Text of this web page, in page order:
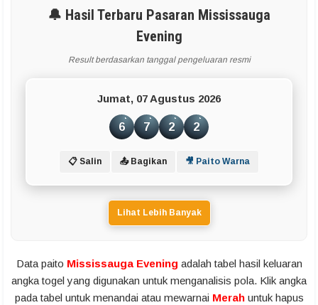
🔔 Hasil Terbaru Pasaran Mississauga
Evening
Result berdasarkan tanggal pengeluaran resmi
Jumat, 07 Agustus 2026
6 7 2 2
📋 Salin 📤 Bagikan 🎥 Paito Warna
Lihat Lebih Banyak
Data paito Mississauga Evening adalah tabel hasil keluaran
angka togel yang digunakan untuk menganalisis pola. Klik angka
pada tabel untuk menandai atau mewarnai Merahuntuk hapus